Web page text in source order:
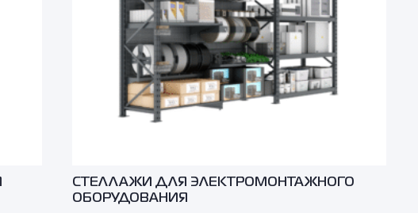
СТЕЛЛАЖИ ДЛЯ ЭЛЕКТРОМОНТАЖНОГО
ОБОРУДОВАНИЯ